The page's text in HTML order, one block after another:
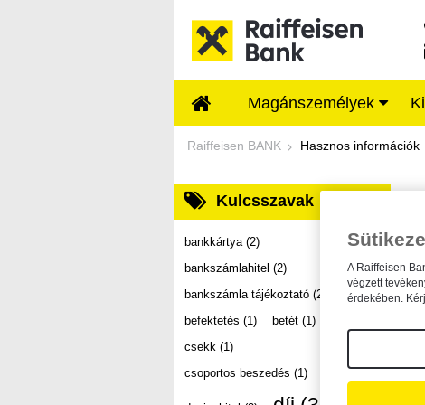
Magánszemélyek
Dokumentumtár -
Raiffeisen BANK Hasznos információk
Kulcsszavak
bankkártya (2)
bankszámlahitel (2)
bankszámla tájékoztató (2)
befektetés (1) betét (1)
csekk (1)
csoportos beszedés (1)
A
A Raiffeisen
végzett
érdekében.